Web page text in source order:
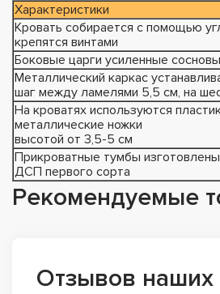
Характеристики
Кровать собирается с помощью
крепятся винтами
Боковые царги усиленные
Металлический каркас
шаг между ламелями 5,5 см, на
На кроватях используются
металлические ножки
высотой от 3,5-5 см
Прикроватные тумбы
ДСП первого сорта
Рекомендуемые
Отзывов наших